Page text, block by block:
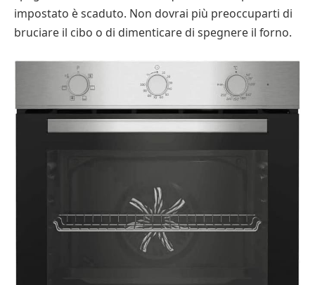
impostato è scaduto. Non dovrai più preoccuparti di
bruciare il cibo o di dimenticare di spegnere il forno.